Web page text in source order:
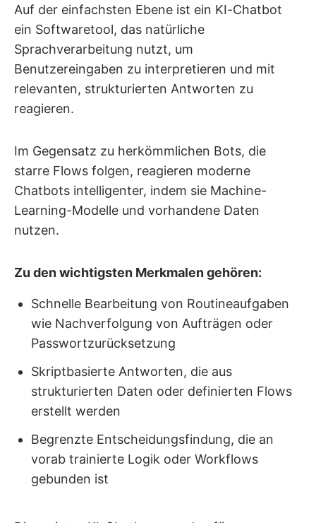
Auf der einfachsten Ebene ist ein KI-Chatbot
ein Softwaretool, das natürliche
Sprachverarbeitung nutzt, um
Benutzereingaben zu interpretieren und mit
relevanten, strukturierten Antworten zu
reagieren.
Im Gegensatz zu herkömmlichen Bots, die
starre Flows folgen, reagieren moderne
Chatbots intelligenter, indem sie Machine-
Learning-Modelle und vorhandene Daten
nutzen.
Zu den wichtigsten Merkmalen gehören:
Schnelle Bearbeitung von Routineaufgaben
wie Nachverfolgung von Aufträgen oder
Passwortzurücksetzung
Skriptbasierte Antworten, die aus
strukturierten Daten oder definierten Flows
erstellt werden
Begrenzte Entscheidungsfindung, die an
vorab trainierte Logik oder Workflows
gebunden ist